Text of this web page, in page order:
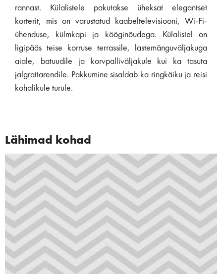
rannast. Külalistele pakutakse üheksat elegantset
korterit, mis on varustatud kaabeltelevisiooni, Wi-Fi-
ühenduse, külmkapi ja kööginõudega. Külalistel on
ligipääs teise korruse terrassile, lastemänguväljakuga
aiale, batuudile ja korvpalliväljakule kui ka tasuta
jalgrattarendile. Pakkumine sisaldab ka ringkäiku ja reisi
kohalikule turule.
Lähimad kohad